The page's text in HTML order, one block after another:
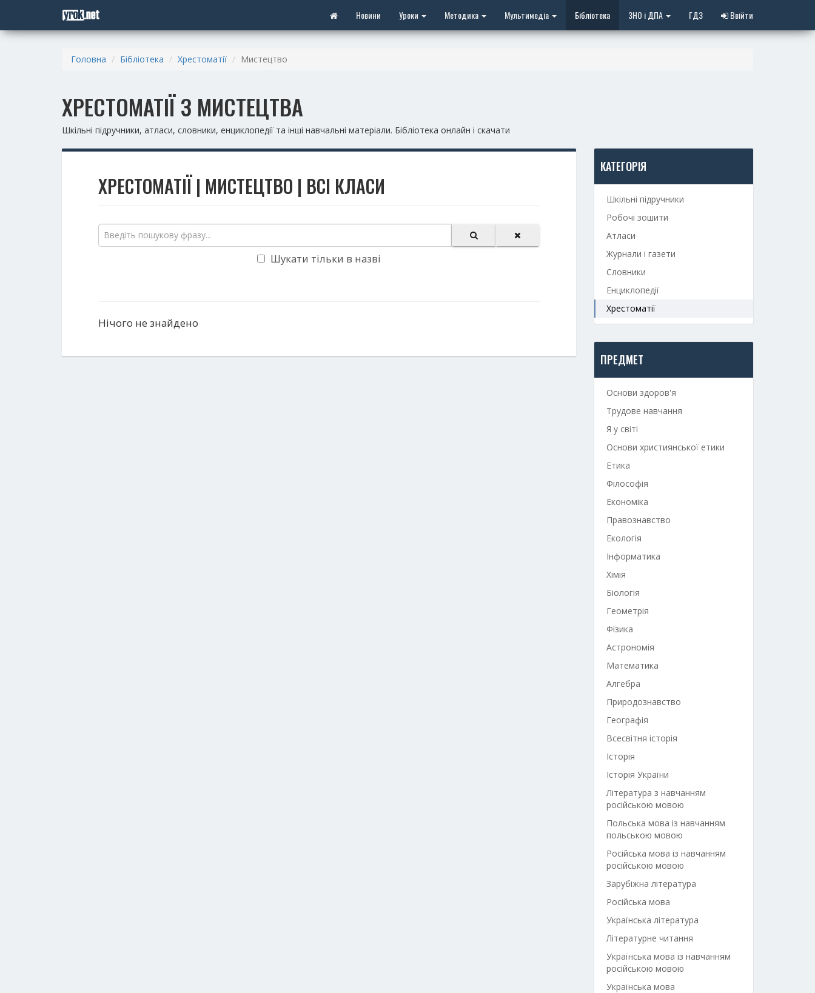
Новини Уроки Методика Мультимедіа Бібліотека ЗНО і ДПА ГДЗ Ввійти
Головна Бібліотека Хрестоматії Мистецтво
ХРЕСТОМАТІЇ З МИСТЕЦТВА
Шкільні підручники, атласи, словники, енциклопедії та інші навчальні матеріали. Бібліотека онлайн і скачати
ХРЕСТОМАТІЇ | МИСТЕЦТВО | ВСІ КЛАСИ
Шукати тільки в назві
Нічого не знайдено
КАТЕГОРІЯ
Шкільні підручники
Робочі зошити
Атласи
Журнали і газети
Словники
Енциклопедії
Хрестоматії
ПРЕДМЕТ
Основи здоров'я
Трудове навчання
Я у світі
Основи християнської етики
Етика
Філософія
Економіка
Правознавство
Екологія
Інформатика
Хімія
Біологія
Геометрія
Фізика
Астрономія
Математика
Алгебра
Природознавство
Географія
Всесвітня історія
Історія
Історія України
Література з навчанням
російською мовою
Польська мова із навчанням
польською мовою
Російська мова із навчанням
російською мовою
Зарубіжна література
Російська мова
Українська література
Літературне читання
Українська мова із навчанням
російською мовою
Українська мова